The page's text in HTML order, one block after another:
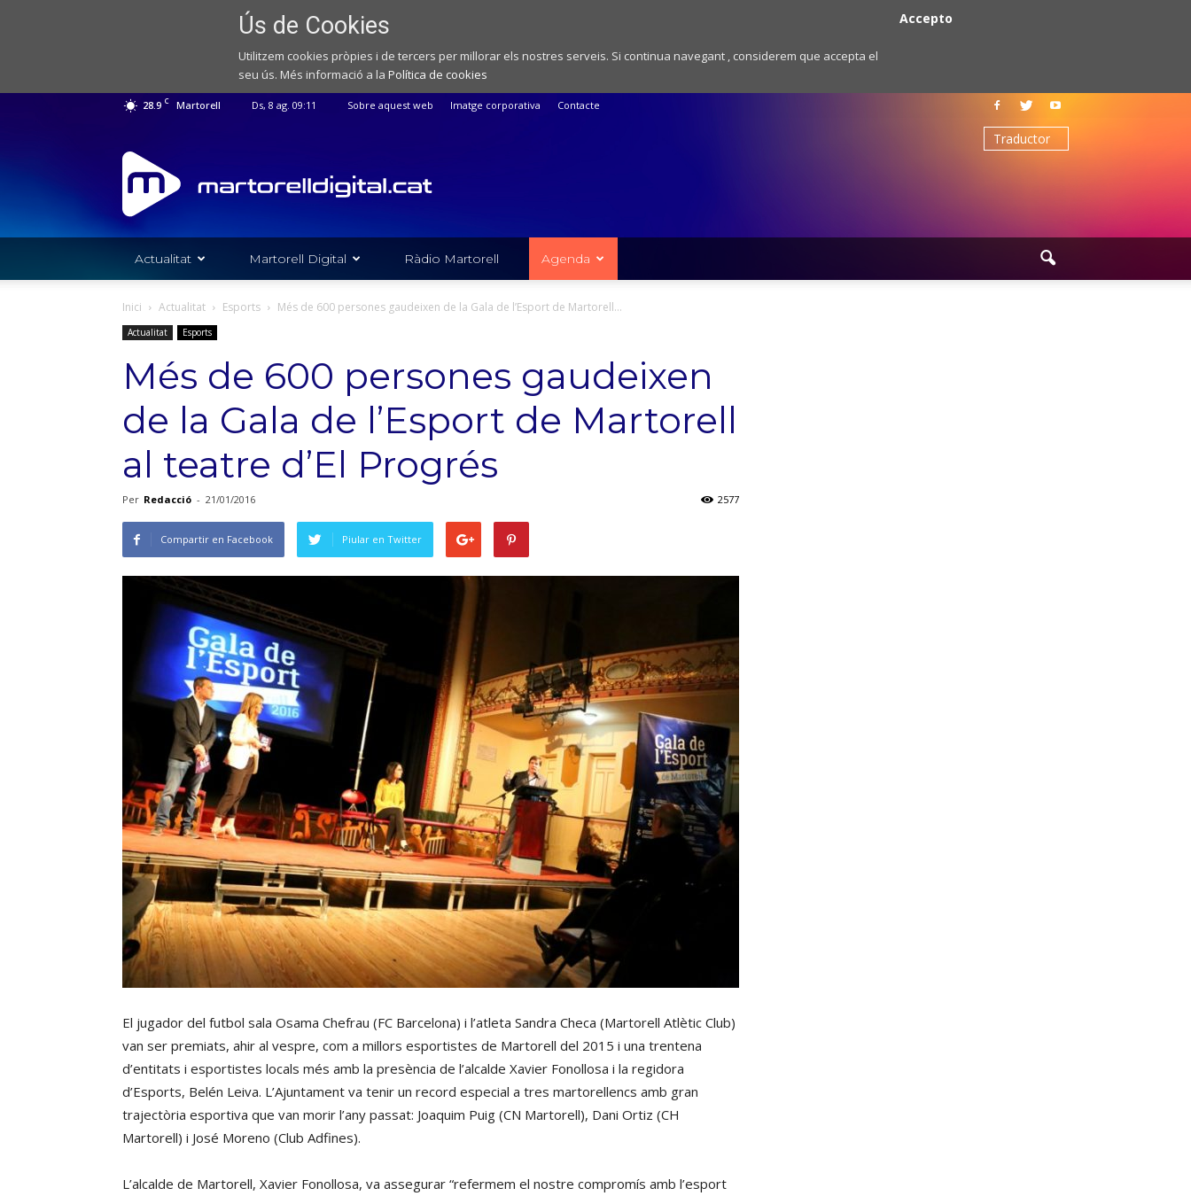
Ús de Cookies
Utilitzem cookies pròpies i de tercers per millorar els nostres serveis. Si continua navegant , considerem que accepta el
seu ús. Més informació a la Política de cookies
Accepto
28.9 C Martorell Ds, 8 ag. 09:11 Sobre aquest web Imatge corporativa Contacte
Web
de
notícies
de
l'Ajuntament
Martorell
Actualitat Martorell Digital Ràdio Martorell Agenda
Inici Actualitat Esports Més de 600 persones gaudeixen de la Gala de l’Esport de Martorell...
Actualitat Esports
Més de 600 persones gaudeixen
de la Gala de l’Esport de Martorell
al teatre d’El Progrés
Per Redacció - 21/01/2016 2577
Compartir en Facebook Piular en Twitter
El jugador del futbol sala Osama Chefrau (FC Barcelona) i l’atleta Sandra Checa (Martorell Atlètic Club)
van ser premiats, ahir al vespre, com a millors esportistes de Martorell del 2015 i una trentena
d’entitats i esportistes locals més amb la presència de l’alcalde Xavier Fonollosa i la regidora
d’Esports, Belén Leiva. L’Ajuntament va tenir un record especial a tres martorellencs amb gran
trajectòria esportiva que van morir l’any passat: Joaquim Puig (CN Martorell), Dani Ortiz (CH
Martorell) i José Moreno (Club Adfines).
L’alcalde de Martorell, Xavier Fonollosa, va assegurar “refermem el nostre compromís amb l’esport